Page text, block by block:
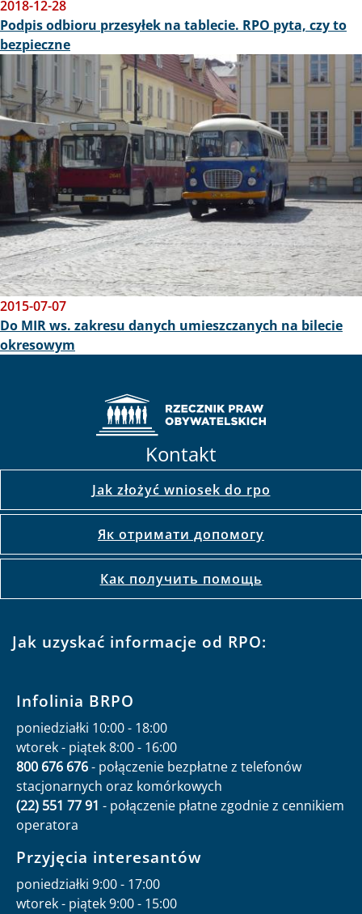
2018-12-28
Podpis odbioru przesyłek na tablecie. RPO pyta, czy to
bezpieczne
Obraz
2015-07-07
Do MIR ws. zakresu danych umieszczanych na bilecie
okresowym
Kontakt
Jak złożyć wniosek do rpo
Як отримати допомогу
Как получить помощь
Jak uzyskać informacje od RPO:
Infolinia BRPO
poniedziałki 10:00 - 18:00
wtorek - piątek 8:00 - 16:00
800 676 676- połączenie bezpłatne z telefonów
stacjonarnych oraz komórkowych
(22) 551 77 91 - połączenie płatne zgodnie z cennikiem
operatora
Przyjęcia interesantów
poniedziałki 9:00 - 17:00
wtorek - piątek 9:00 - 15:00